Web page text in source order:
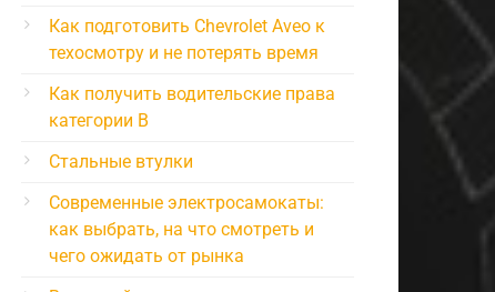
Как подготовить Chevrolet Aveo к
техосмотру и не потерять время
Как получить водительские права
категории B
Стальные втулки
Современные электросамокаты:
как выбрать, на что смотреть и
чего ожидать от рынка